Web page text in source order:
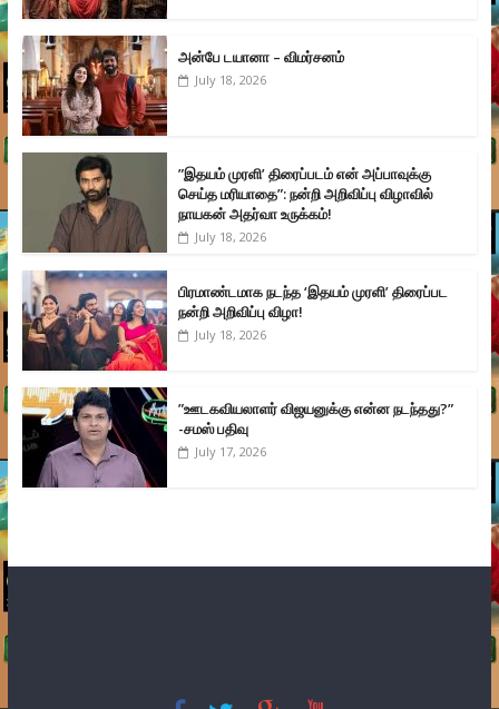
அன்பே டயானா – விமர்சனம்
July 18, 2026
”இதயம் முரளி’ திரைப்படம் என் அப்பாவுக்கு
செய்த மரியாதை”: நன்றி அறிவிப்பு விழாவில்
நாயகன் அதர்வா உருக்கம்!
July 18, 2026
பிரமாண்டமாக நடந்த ‘இதயம் முரளி’ திரைப்பட
நன்றி அறிவிப்பு விழா!
July 18, 2026
”ஊடகவியலாளர் விஜயனுக்கு என்ன நடந்தது?”
-சமஸ் பதிவு
July 17, 2026